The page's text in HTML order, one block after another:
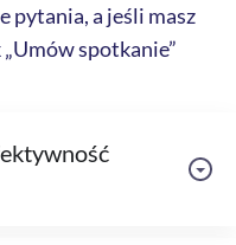
pytania, a jeśli masz
spotkanie”